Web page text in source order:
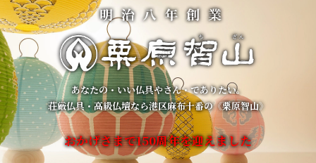
あなたの・いい仏具やさん・でありたい。
荘厳仏具・高級仏壇なら港区麻布十番の《栗原智山》
おかげさまで150周年を迎えました